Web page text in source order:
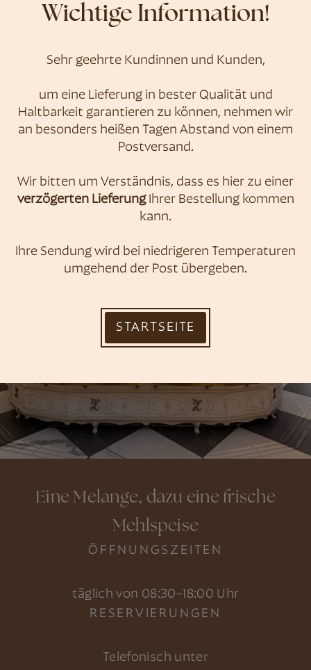
Wichtige Information!
Sehr geehrte Kundinnen und Kunden,
um eine Lieferung in bester Qualität und
Haltbarkeit garantieren zu können, nehmen wir
an besonders heißen Tagen Abstand von einem
Postversand.
Wir bitten um Verständnis, dass es hier zu einer
verzögerten Lieferung Ihrer Bestellung kommen
kann.
Ihre Sendung wird bei niedrigeren Temperaturen
umgehend der Post übergeben.
STARTSEITE
Konditorei &
Café Zauner
Eine Melange, dazu eine frische
Mehlspeise
ÖFFNUNGSZEITEN
täglich von 08:30–18:00 Uhr
RESERVIERUNGEN
Telefonisch unter